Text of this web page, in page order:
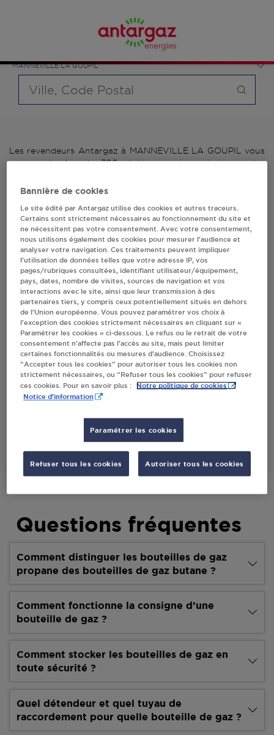
MANNEVILLE LA GOUPIL
bouteille souhaité et le type de point de vente (revendeur /
distributeur automatique de bouteilles de gaz ou station GPL
carburant)
Les revendeurs Antargaz à MANNEVILLE LA GOUPIL vous
proposent plus de 700 stations-services ainsi que des
des revendeurs Antargaz à MANNEVILLE LA GOUPIL,
distributeurs de bouteilles de gaz.
1 revendeur(s) Antargaz
à MANNEVILLE LA
GOUPIL
Villes
PROXI MANNEVILLE LA GOUPIL
87 ROUTE GUY DE MAUPASSANT
76110MANNEVILLE LA GOUPIL
Questions fréquentes
Comment distinguer les bouteilles de gaz
propane des bouteilles de gaz butane ?
Comment fonctionne la consigne d’une
bouteille de gaz ?
Comment stocker les bouteilles de gaz en
toute sécurité ?
Quel détendeur et quel tuyau de
raccordement pour quelle bouteille de gaz ?
Bannière de cookies
Le site édité par Antargaz utilise des cookies et autres traceurs.
Certains sont strictement nécessaires au fonctionnement du site et
ne nécessitent pas votre consentement. Avec votre consentement,
nous utilisons également des cookies pour mesurer l’audience et
analyser votre navigation. Ces traitements peuvent impliquer
l’utilisation de données telles que votre adresse IP, vos
pages/rubriques consultées, identifiant utilisateur/équipement,
pays, dates, nombre de visites, sources de navigation et vos
interactions avec le site, ainsi que leur transmission à des
partenaires tiers, y compris ceux potentiellement situés en dehors
de l’Union européenne. Vous pouvez paramétrer vos choix à
l’exception des cookies strictement nécessaires en cliquant sur «
Paramétrer les cookies » ci-dessous. Le refus ou le retrait de votre
consentement n’affecte pas l’accès au site, mais peut limiter
certaines fonctionnalités ou mesures d’audience. Choisissez
“Accepter tous les cookies” pour autoriser tous les cookies non
strictement nécessaires, ou “Refuser tous les cookies” pour refuser
ces cookies. Pour en savoir plus :
Notre politique de cookies
Notice d'information
Paramétrer les cookies
Refuser tous les cookies Autoriser tous les cookies